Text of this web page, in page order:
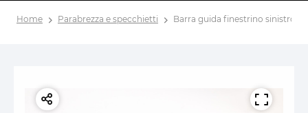
Home Parabrezza e specchietti Barra guida finestrino sinistro